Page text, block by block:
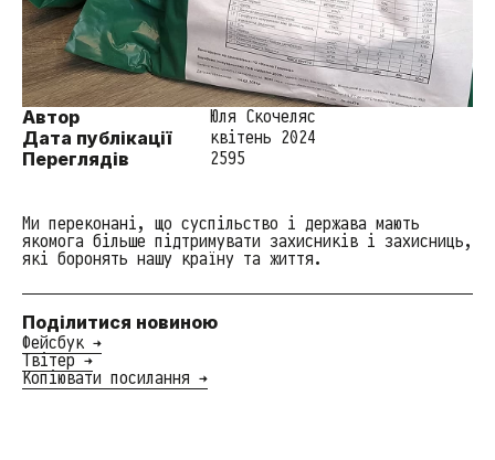
Автор Юля Скочеляс
Дата публікації квітень 2024
Переглядів 2595
Ми переконані, що суспільство і держава мають
якомога більше підтримувати захисників і захисниць,
які боронять нашу країну та життя.
Поділитися новиною
Фейсбук →
Твітер →
Копіювати посилання →